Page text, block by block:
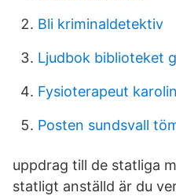
Bli kriminaldetektiv
Ljudbok biblioteket
Fysioterapeut
Posten sundsvall
uppdrag till de statliga
statligt anställd är du